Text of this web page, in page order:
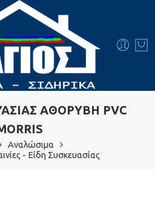
ΑΘΟΡΥΒΗ PVC
Αναλώσιμα
- Είδη Συσκευασίας